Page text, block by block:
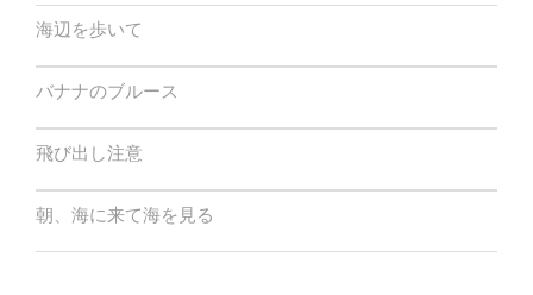
海辺を歩いて
バナナのブルース
飛び出し注意
朝、海に来て海を見る